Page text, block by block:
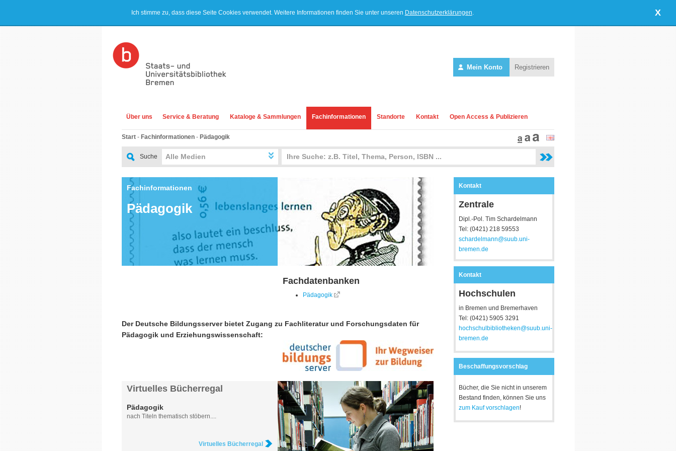
Ich stimme zu, dass diese Seite Cookies verwendet. Weitere Informationen finden Sie unter unseren Datenschutzerklärungen. X
Mein Konto Registrieren
Über uns Service & Beratung Kataloge & Sammlungen Fachinformationen Standorte Kontakt Open Access & Publizieren
Start - Fachinformationen - Pädagogik
Suche Alle Medien
Fachinformationen
Pädagogik
Fachdatenbanken
Pädagogik
Der Deutsche Bildungsserver bietet Zugang zu Fachliteratur und Forschungsdaten für
Pädagogik und Erziehungswissenschaft:
Virtuelles Bücherregal
Pädagogik
nach Titeln thematisch stöbern....
Virtuelles Bücherregal
Kontakt
Zentrale
Dipl.-Pol. Tim Schardelmann
Tel: (0421) 218 59553
schardelmann@suub.uni-
bremen.de
Kontakt
Hochschulen
in Bremen und Bremerhaven
Tel: (0421) 5905 3291
hochschulbibliotheken@suub.uni-
bremen.de
Beschaffungsvorschlag
Bücher, die Sie nicht in unserem
Bestand finden, können Sie uns
zum Kauf vorschlagen!